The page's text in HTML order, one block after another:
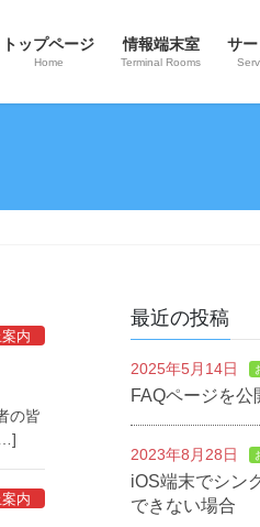
トップページ
Home
情報端末室
Terminal Rooms
サ
内
の皆
内
最近の投稿
2025年5月14日
FAQページを公
2023年8月28日
iOS端末でシン
できない場合